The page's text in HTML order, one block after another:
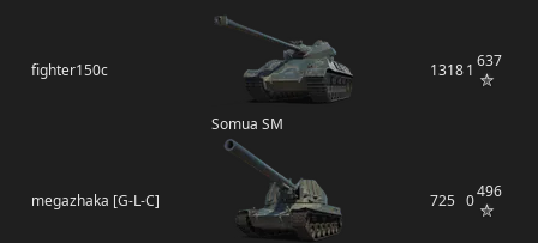
fighter150c
Somua SM
13181 637
megazhaka [G-L-C] 725 0496